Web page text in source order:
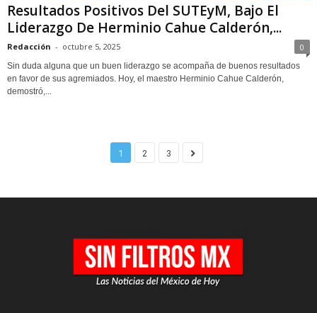
Resultados Positivos Del SUTEyM, Bajo El
Liderazgo De Herminio Cahue Calderón,...
Redacción - octubre 5, 2025 0
Sin duda alguna que un buen liderazgo se acompaña de buenos resultados
en favor de sus agremiados. Hoy, el maestro Herminio Cahue Calderón,
demostró,...
1 2 3